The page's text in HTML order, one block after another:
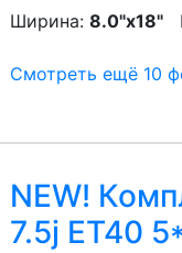
Ширина: 8.0"x18"
Смотреть ещё 10
NEW!
7.5j ET40